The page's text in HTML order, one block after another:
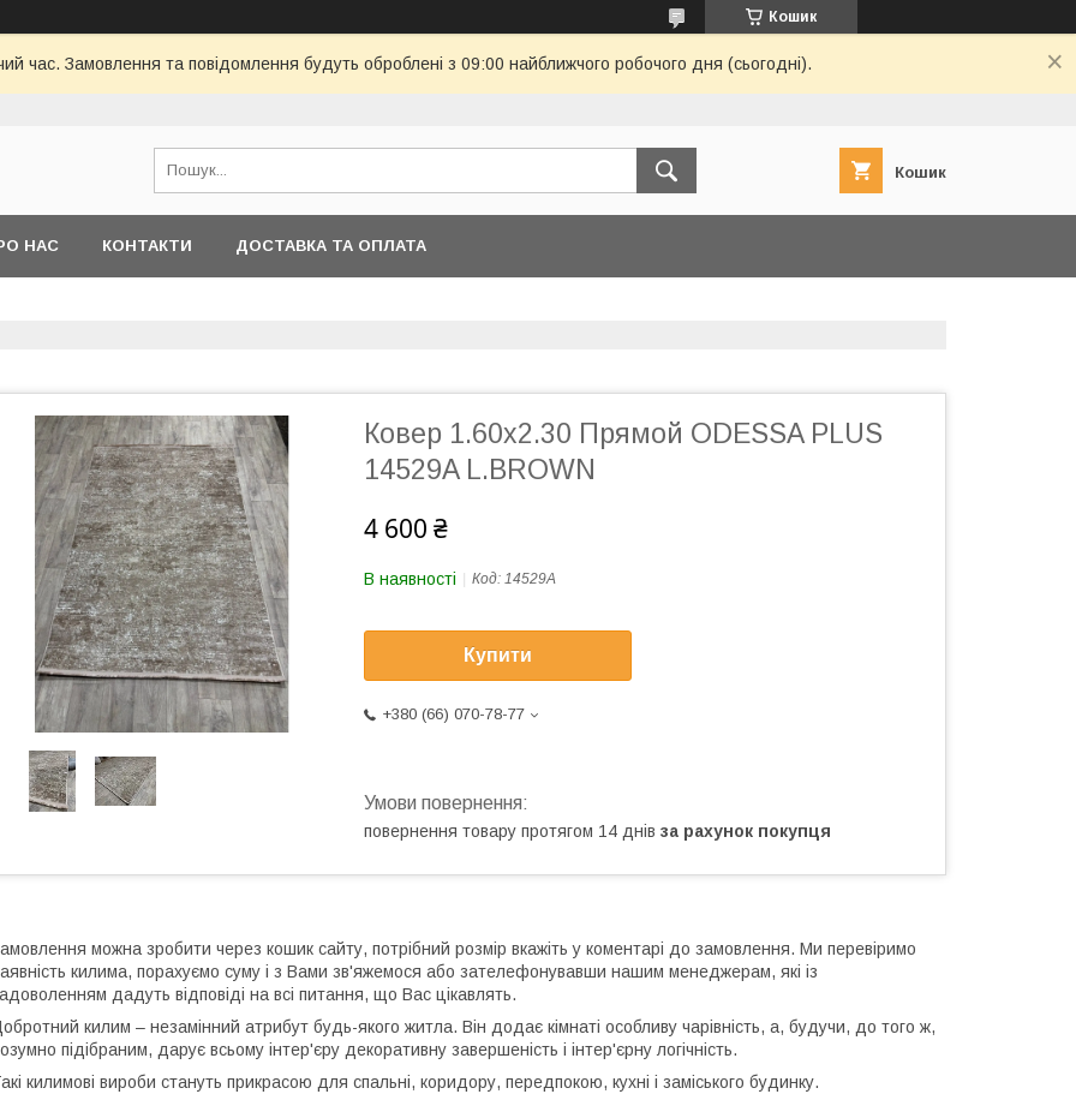
Кошик
час. Замовлення та повідомлення будуть оброблені з 09:00 найближчого робочого дня (сьогодні).
Кошик
НАС КОНТАКТИ ДОСТАВКА ТА ОПЛАТА
Ковер 1.60х2.30 Прямой ODESSA PLUS
14529A L.BROWN
4 600 ₴
В наявності Код: 14529A
Купити
+380 (66) 070-78-77
повернення товару протягом 14 днів за рахунок покупця
можна зробити через кошик сайту, потрібний розмір вкажіть у коментарі до замовлення. Ми перевіримо
килима, порахуємо суму і з Вами зв'яжемося або зателефонувавши нашим менеджерам, які із
дадуть відповіді на всі питання, що Вас цікавлять.
килим – незамінний атрибут будь-якого житла. Він додає кімнаті особливу чарівність, а, будучи, до того ж,
підібраним, дарує всьому інтер'єру декоративну завершеність і інтер'єрну логічність.
килимові вироби стануть прикрасою для спальні, коридору, передпокою, кухні і заміського будинку.